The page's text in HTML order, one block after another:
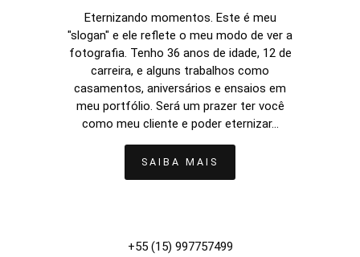
Eternizando momentos. Este é meu
"slogan" e ele reflete o meu modo de ver a
fotografia. Tenho 36 anos de idade, 12 de
carreira, e alguns trabalhos como
casamentos, aniversários e ensaios em
meu portfólio. Será um prazer ter você
como meu cliente e poder eternizar...
SAIBA MAIS
+55 (15) 997757499